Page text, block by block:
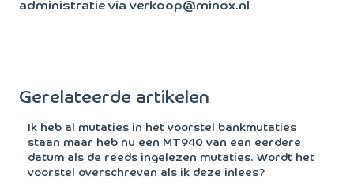
administratie via verkoop@minox.nl
Gerelateerde artikelen
Ik heb al mutaties in het voorstel bankmutaties
staan maar heb nu een MT940 van een eerdere
datum als de reeds ingelezen mutaties. Wordt het
voorstel overschreven als ik deze inlees?